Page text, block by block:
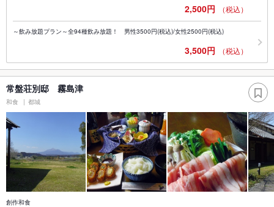
2,500円 （税込）
～飲み放題プラン～全94種飲み放題！ 男性3500円(税込)/女性2500円(税込)
3,500円 （税込）
常盤荘別邸 霧島津
和食 都城
創作和食